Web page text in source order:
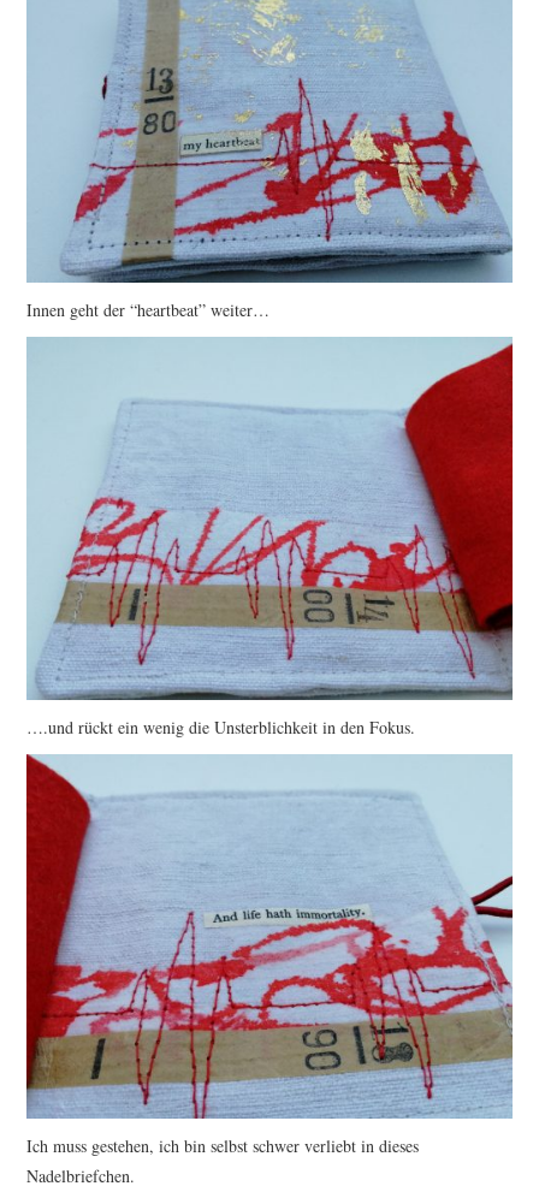
Innen geht der “heartbeat” weiter…
….und rückt ein wenig die Unsterblichkeit in den Fokus.
Ich muss gestehen, ich bin selbst schwer verliebt in dieses
Nadelbriefchen.